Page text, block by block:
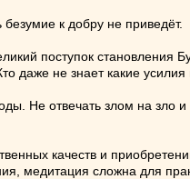
к добру не приведёт.
поступок становления
даже не знает какие
Не отвечать злом на зло и
качеств и
медитация сложна для